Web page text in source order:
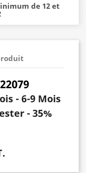
de 12 et
- 6-9 Mois
- 35%